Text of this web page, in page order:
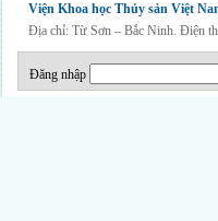
Viện Khoa học Thủy sản Việt
Địa chỉ: Từ Sơn – Bắc Ninh. Điện
Đăng nhập